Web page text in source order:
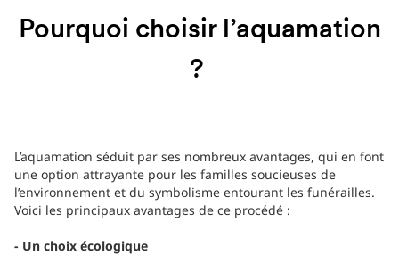
Pourquoi choisir l’aquamation
?
L’aquamation séduit par ses nombreux avantages, qui en font
une option attrayante pour les familles soucieuses de
l’environnement et du symbolisme entourant les funérailles.
Voici les principaux avantages de ce procédé :
- Un choix écologique